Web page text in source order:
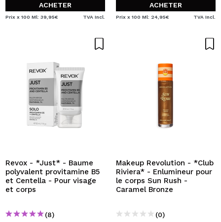
ACHETER
Prix x 100 Ml: 39,95€ TVA Incl.
ACHETER
Prix x 100 Ml: 24,95€ TVA Incl.
Revox - *Just* - Baume
polyvalent provitamine B5
et Centella - Pour visage
et corps
(8)
Makeup Revolution - *Club
Riviera* - Enlumineur pour
le corps Sun Rush -
Caramel Bronze
(0)